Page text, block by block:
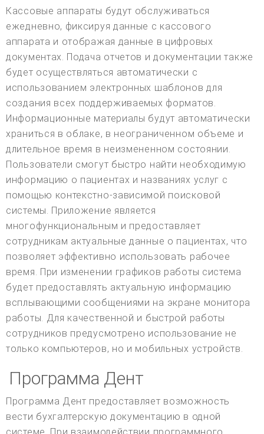
Кассовые аппараты будут обслуживаться
ежедневно, фиксируя данные с кассового
аппарата и отображая данные в цифровых
документах. Подача отчетов и документации также
будет осуществляться автоматически с
использованием электронных шаблонов для
создания всех поддерживаемых форматов.
Информационные материалы будут автоматически
храниться в облаке, в неограниченном объеме и
длительное время в неизмененном состоянии.
Пользователи смогут быстро найти необходимую
информацию о пациентах и названиях услуг с
помощью контекстно-зависимой поисковой
системы. Приложение является
многофункциональным и предоставляет
сотрудникам актуальные данные о пациентах, что
позволяет эффективно использовать рабочее
время. При изменении графиков работы система
будет предоставлять актуальную информацию
всплывающими сообщениями на экране монитора
работы. Для качественной и быстрой работы
сотрудников предусмотрено использование не
только компьютеров, но и мобильных устройств.
Программа Дент
Программа Дент предоставляет возможность
вести бухгалтерскую документацию в одной
системе. При взаимодействии программного